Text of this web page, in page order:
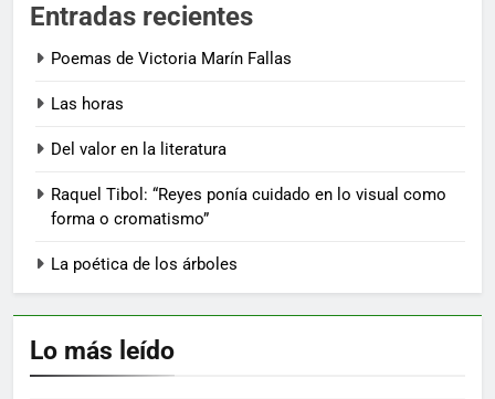
Entradas recientes
Poemas de Victoria Marín Fallas
Las horas
Del valor en la literatura
Raquel Tibol: “Reyes ponía cuidado en lo visual como
forma o cromatismo”
La poética de los árboles
Lo más leído